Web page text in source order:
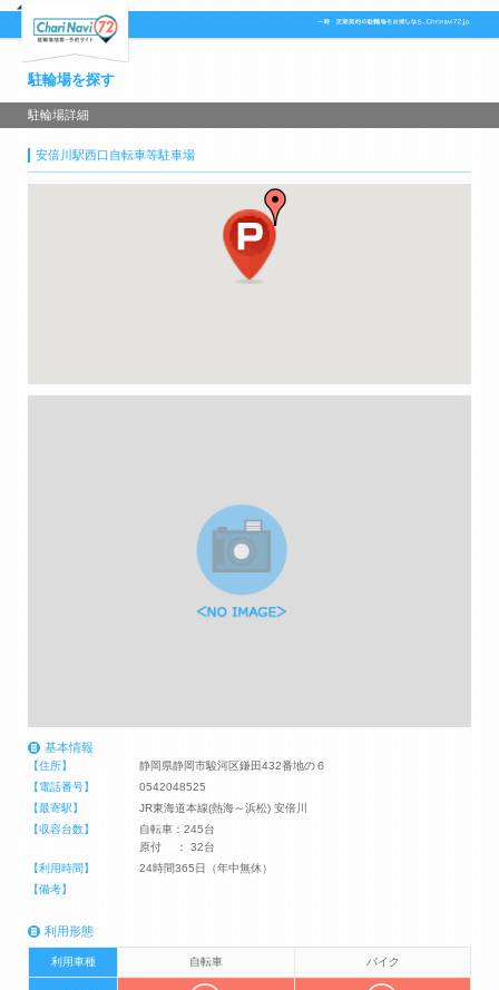
駐輪場を探す
駐輪場詳細
安倍川駅西口自転車等駐車場
基本情報
【住所】
静岡県静岡市駿河区鎌田432番地の６
【電話番号】
0542048525
【最寄駅】
JR東海道本線(熱海～浜松) 安倍川
【収容台数】
自転車：245台
原付 ： 32台
【利用時間】
24時間365日（年中無休）
【備考】
利用形態
利用車種 自転車 バイク